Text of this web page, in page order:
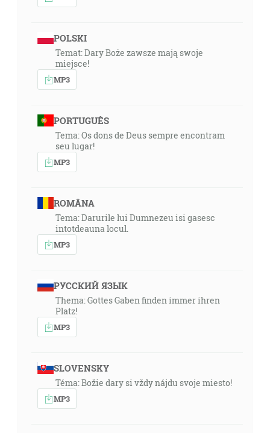
POLSKI
Temat: Dary Boże zawsze mają swoje
miejsce!
MP3
PORTUGUÊS
Tema: Os dons de Deus sempre encontram
seu lugar!
MP3
ROMÂNA
Tema: Darurile lui Dumnezeu isi gasesc
intotdeauna locul.
MP3
РУССКИЙ ЯЗЫК
Thema: Gottes Gaben finden immer ihren
Platz!
MP3
SLOVENSKY
Téma: Božie dary si vždy nájdu svoje miesto!
MP3